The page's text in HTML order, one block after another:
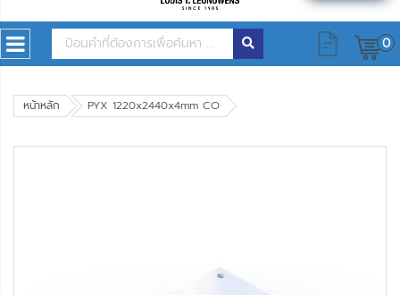
0
หน้าหลัก PYX 1220x2440x4mm CO